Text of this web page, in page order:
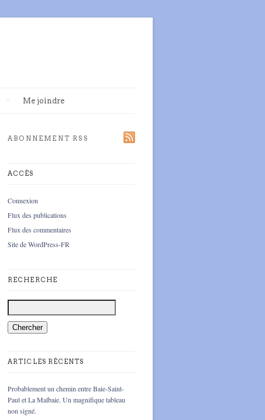
Me joindre
ABONNEMENT RSS
ACCÈS
Connexion
Flux des publications
Flux des commentaires
Site de WordPress-FR
RECHERCHE
ARTICLES RÉCENTS
Probablement un chemin entre Baie-Saint-
Paul et La Malbaie. Un magnifique tableau
non signé.